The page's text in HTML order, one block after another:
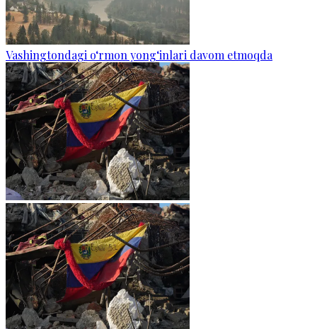
Vashingtondagi o‘rmon yong‘inlari davom etmoqda